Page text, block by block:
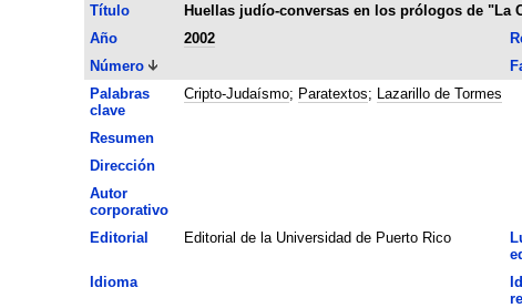
Título
Huellas judío-conversas en los prólogos de "La
Año
2002
Número
Palabras
clave
Cripto-Judaísmo; Paratextos; Lazarillo de Tormes
Resumen
Dirección
Autor
corporativo
Editorial Editorial de la Universidad de Puerto Rico
Idioma